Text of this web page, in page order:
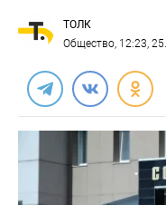
ТОЛК
Общество, 12:23,